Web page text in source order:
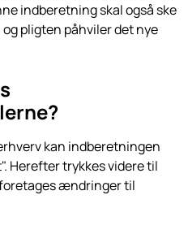
indberetning skal også ske
pligten påhviler det nye
kan indberetningen
Herefter trykkes videre til
ændringer til